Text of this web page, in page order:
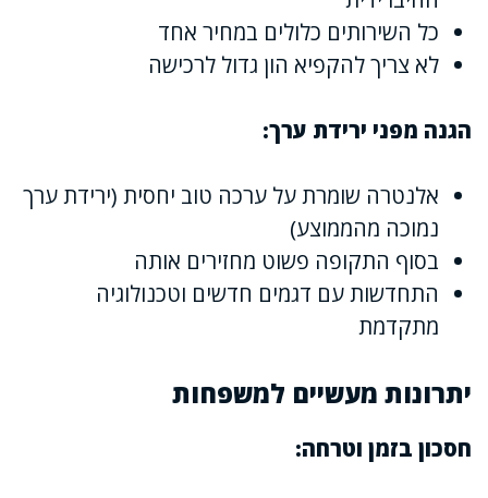
כל השירותים כלולים במחיר אחד
לא צריך להקפיא הון גדול לרכישה
הגנה מפני ירידת ערך:
אלנטרה שומרת על ערכה טוב יחסית (ירידת ערך
נמוכה מהממוצע)
בסוף התקופה פשוט מחזירים אותה
התחדשות עם דגמים חדשים וטכנולוגיה
מתקדמת
יתרונות מעשיים למשפחות
חסכון בזמן וטרחה: